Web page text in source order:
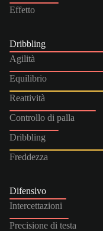
Effetto
Dribbling
Agilità
Equilibrio
Reattività
Controllo di palla
Dribbling
Freddezza
Difensivo
Intercettazioni
Precisione di testa